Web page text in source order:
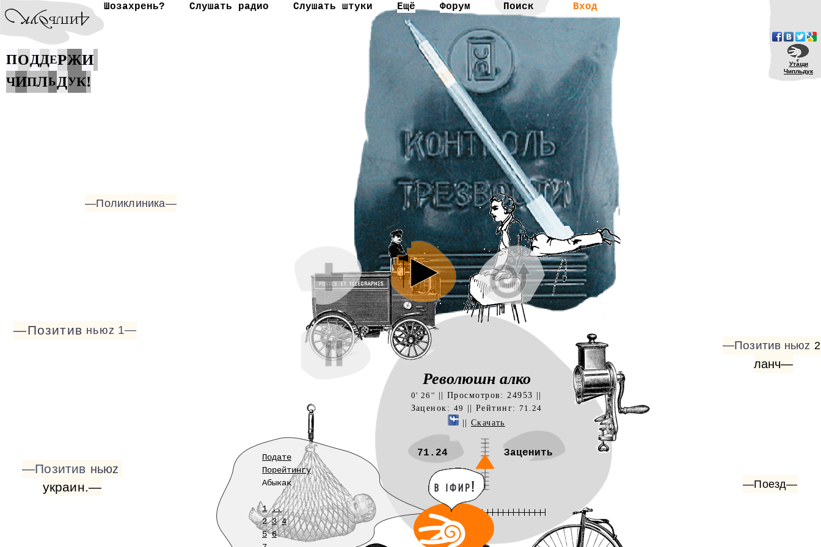
Шозахрень? Слушать радио Слушать штуки Ещё Форум Вход
Утащи
Чипльдук
ПОДДЕРЖИ
ЧИПЛЬДУК!
Революшн алко
0' 26'' || Просмотров: 24953 ||
Заценок: 49 || Рейтинг: 71.24
|| Скачать
71.24 Заценить
Подате
Порейтингу
Абыкак
1 ..
2 3 4
5 6
—Позитив ньюz 1—
—Поликлиника—
—Позитив ньюz 2
ланч—
—Поезд—
—Позитив ньюz
украин.—